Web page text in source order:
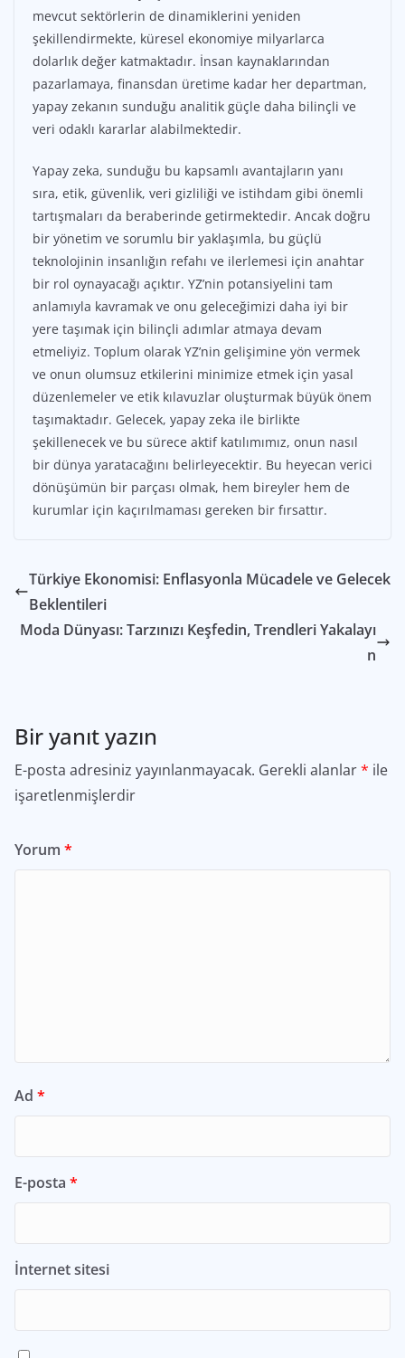
mevcut sektörlerin de dinamiklerini yeniden
şekillendirmekte, küresel ekonomiye milyarlarca
dolarlık değer katmaktadır. İnsan kaynaklarından
pazarlamaya, finansdan üretime kadar her departman,
yapay zekanın sunduğu analitik güçle daha bilinçli ve
veri odaklı kararlar alabilmektedir.
Yapay zeka, sunduğu bu kapsamlı avantajların yanı
sıra, etik, güvenlik, veri gizliliği ve istihdam gibi önemli
tartışmaları da beraberinde getirmektedir. Ancak doğru
bir yönetim ve sorumlu bir yaklaşımla, bu güçlü
teknolojinin insanlığın refahı ve ilerlemesi için anahtar
bir rol oynayacağı açıktır. YZ’nin potansiyelini tam
anlamıyla kavramak ve onu geleceğimizi daha iyi bir
yere taşımak için bilinçli adımlar atmaya devam
etmeliyiz. Toplum olarak YZ’nin gelişimine yön vermek
ve onun olumsuz etkilerini minimize etmek için yasal
düzenlemeler ve etik kılavuzlar oluşturmak büyük önem
taşımaktadır. Gelecek, yapay zeka ile birlikte
şekillenecek ve bu sürece aktif katılımımız, onun nasıl
bir dünya yaratacağını belirleyecektir. Bu heyecan verici
dönüşümün bir parçası olmak, hem bireyler hem de
kurumlar için kaçırılmaması gereken bir fırsattır.
Türkiye Ekonomisi: Enflasyonla Mücadele ve Gelecek
Beklentileri
Moda Dünyası: Tarzınızı Keşfedin, Trendleri Yakalayı
n
Bir yanıt yazın
E-posta adresiniz yayınlanmayacak. Gerekli alanlar* ile
işaretlenmişlerdir
Yorum *
Ad *
E-posta *
İnternet sitesi